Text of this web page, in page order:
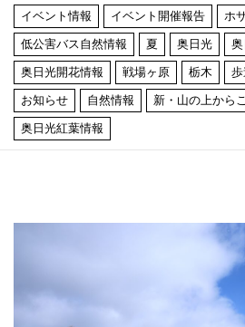
イベント情報 イベント開催報告 ホ
低公害バス自然情報 夏 奥日光
奥日光開花情報 戦場ヶ原 栃木
お知らせ 自然情報 新・山の上から
奥日光紅葉情報